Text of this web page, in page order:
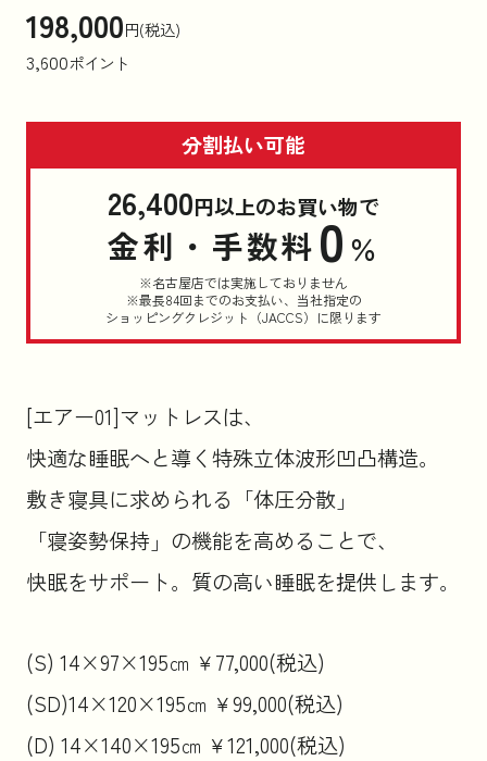
198,000円(税込)
3,600ポイント
分割払い可能
26,400円以上のお買い物で
金利・手数料0％
※名古屋店では実施しておりません
※最長84回までのお支払い、当社指定の
ショッピングクレジット（JACCS）に限ります
[エアー01]マットレスは、
快適な睡眠へと導く特殊立体波形凹凸構造。
敷き寝具に求められる「体圧分散」
「寝姿勢保持」の機能を高めることで、
快眠をサポート。質の高い睡眠を提供します。
(S) 14×97×195㎝ ￥77,000(税込)
(SD)14×120×195㎝ ￥99,000(税込)
(D) 14×140×195㎝ ￥121,000(税込)